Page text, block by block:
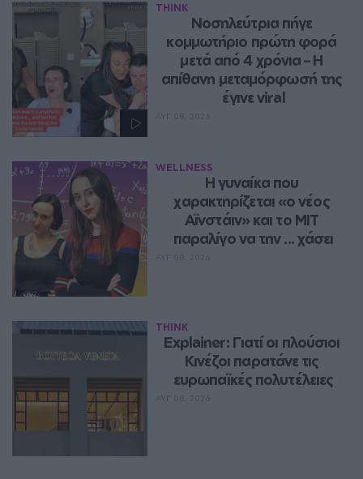
THINK
Νοσηλεύτρια πήγε
κομμωτήριο πρώτη φορά
μετά από 4 χρόνια – Η
απίθανη μεταμόρφωσή της
έγινε viral
WELLNESS
Η γυναίκα που
χαρακτηρίζεται «ο νέος
Αϊνστάιν» και το MIT
παραλίγο να την ... χάσει
THINK
Explainer: Γιατί οι πλούσιοι
Κινέζοι παρατάνε τις
ευρωπαϊκές πολυτέλειες